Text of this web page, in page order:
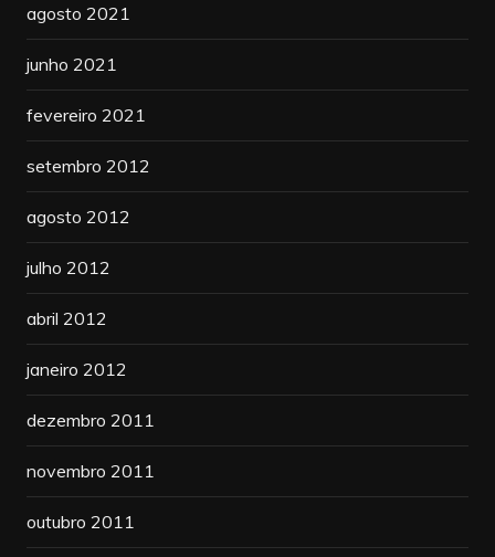
agosto 2021
junho 2021
fevereiro 2021
setembro 2012
agosto 2012
julho 2012
abril 2012
janeiro 2012
dezembro 2011
novembro 2011
outubro 2011